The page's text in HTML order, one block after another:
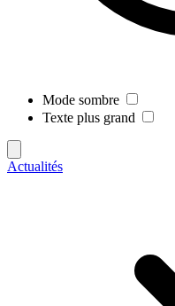
Mode sombre
Texte plus grand
Actualités